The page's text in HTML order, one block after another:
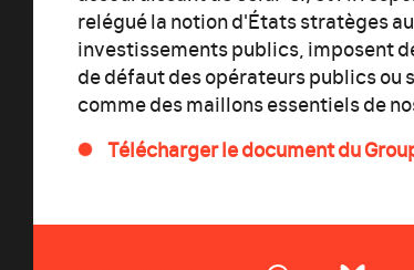
relégué la notion d'États stratèges
investissements publics, imposent
de défaut des opérateurs publics
comme des maillons essentiels de
Télécharger le document du